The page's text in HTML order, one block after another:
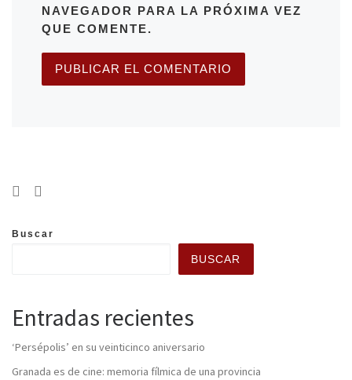
NAVEGADOR PARA LA PRÓXIMA VEZ
QUE COMENTE.
Buscar
BUSCAR
Entradas recientes
‘Persépolis’ en su veinticinco aniversario
Granada es de cine: memoria fílmica de una provincia